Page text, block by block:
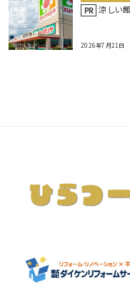
PR 涼しい
2026年7月21日